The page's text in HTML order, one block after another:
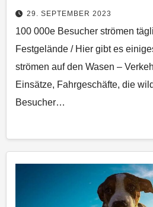
29. SEPTEMBER 2023
100 000e Besucher strömen
Festgelände / Hier gibt es
strömen auf den Wasen –
Einsätze, Fahrgeschäfte, die
Besucher…